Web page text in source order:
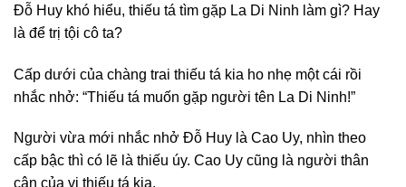
Đỗ Huy khó hiểu, thiếu tá tìm gặp La Di Ninh làm gì? Hay
là để trị tội cô ta?
Cấp dưới của chàng trai thiếu tá kia ho nhẹ một cái rồi
nhắc nhở: “Thiếu tá muốn gặp người tên La Di Ninh!”
Người vừa mới nhắc nhở Đỗ Huy là Cao Uy, nhìn theo
cấp bậc thì có lẽ là thiếu úy. Cao Uy cũng là người thân
cận của vị thiếu tá kia.